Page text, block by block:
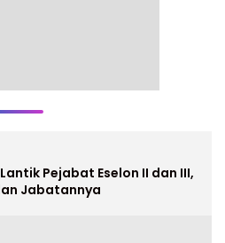
Pejabat Eselon II dan III,
Jabatannya